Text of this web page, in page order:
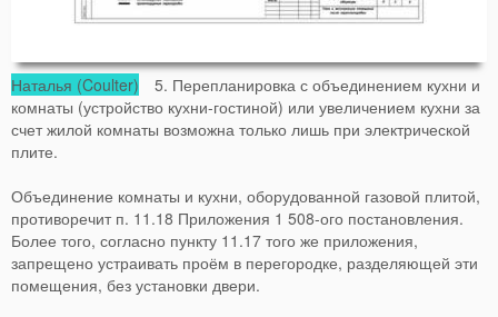
Наталья (Coulter) 5. Перепланировка с объединением кухни и
комнаты (устройство кухни-гостиной) или увеличением кухни за
счет жилой комнаты возможна только лишь при электрической
плите.
Объединение комнаты и кухни, оборудованной газовой плитой,
противоречит п. 11.18 Приложения 1 508-ого постановления.
Более того, согласно пункту 11.17 того же приложения,
запрещено устраивать проём в перегородке, разделяющей эти
помещения, без установки двери.